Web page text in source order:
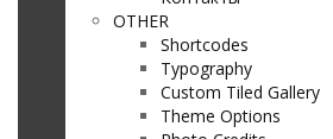
OTHER
Shortcodes
Typography
Custom Tiled Gallery
Theme Options